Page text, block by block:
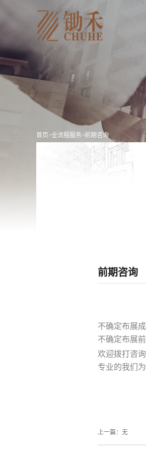
首页 >全流程服务>前期咨询
前期咨询
不确定布展
不确定布展
欢迎拨打咨
专业的我们
上一篇：无